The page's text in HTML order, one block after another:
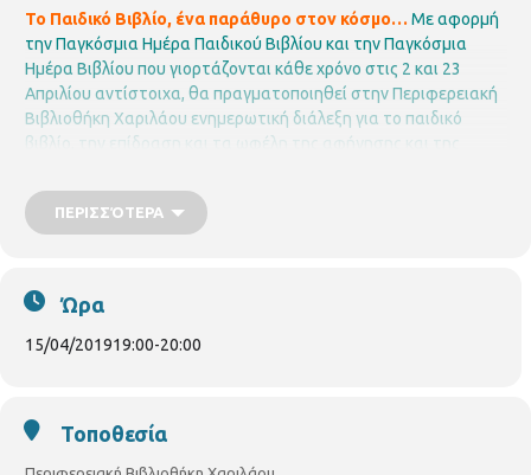
Το Παιδικό Βιβλίο, ένα παράθυρο στον κόσμο… Με αφορμή
την Παγκόσμια Ημέρα Παιδικού Βιβλίου και την Παγκόσμια
Ημέρα Βιβλίου που γιορτάζονται κάθε χρόνο στις 2 και 23
Απριλίου αντίστοιχα, θα πραγματοποιηθεί στην Περιφερειακή
Βιβλιοθήκη Χαριλάου ενημερωτική διάλεξη για το παιδικό
βιβλίο, την επίδραση και τα ωφέλη της αφήγησης και της
νηπιαγωγός – συγγραφέας
ψυχολόγοςΈλλη Γιαννοπούλου.
Ανατολικής Θεσσαλονίκης
κοινόΠεριφερειακή Βιβλιοθήκη Χαριλάου
2310 324666E mail: bibxarilaou@hotmail.gr
ΠΕΡΙΣΣΌΤΕΡΑ
Ώρα
15/04/201919:00-20:00
Τοποθεσία